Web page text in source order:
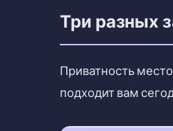
Три разных
Приватность
подходит вам